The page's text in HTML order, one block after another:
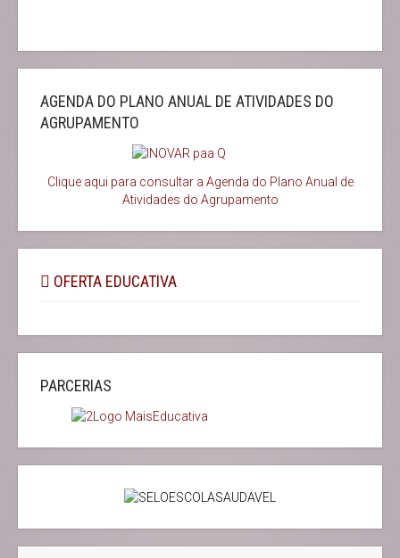
AGENDA DO PLANO ANUAL DE ATIVIDADES DO
AGRUPAMENTO
Clique aqui para consultar a Agenda do Plano Anual de
Atividades do Agrupamento
OFERTA EDUCATIVA
PARCERIAS